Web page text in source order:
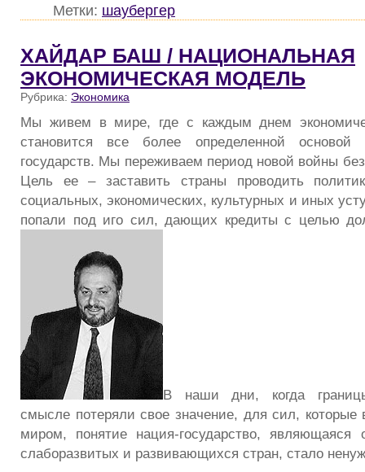
Метки: шаубергер
ХАЙДАР БАШ / НАЦИОНАЛЬНАЯ
ЭКОНОМИЧЕСКАЯ МОДЕЛЬ
Рубрика: Экономика
Мы живем в мире, где с каждым днем
становится все более определенной основой
государств. Мы переживаем период новой войны
Цель ее – заставить страны проводить
социальных, экономических, культурных и иных
попали под иго сил, дающих кредиты с целью
В наши дни, когда
смысле потеряли свое значение, для сил,
миром, понятие нация-государство, являющаяся
слаборазвитых и развивающихся стран, стало